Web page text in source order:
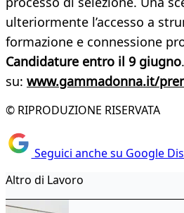
ulteriormente l’accesso a
formazione e connessione
Candidature entro il 9 giugno
su: www.gammadonna.it/
© RIPRODUZIONE RISERVATA
Seguici anche su Google
Altro di Lavoro